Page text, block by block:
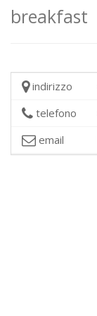
breakfast
indirizzo
telefono
email